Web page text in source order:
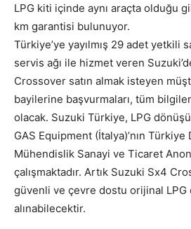
LPG kiti içinde aynı araçta olduğu
km garantisi bulunuyor.
Türkiye’ye yayılmış 29 adet yetkili
servis ağı ile hizmet veren
Crossover satın almak isteyen
bayilerine başvurmaları, tüm
olacak. Suzuki Türkiye, LPG
GAS Equipment (İtalya)’nın
Mühendislik Sanayi ve Ticaret
çalışmaktadır. Artık Suzuki Sx4
güvenli ve çevre dostu orijinal LPG
alınabilecektir.